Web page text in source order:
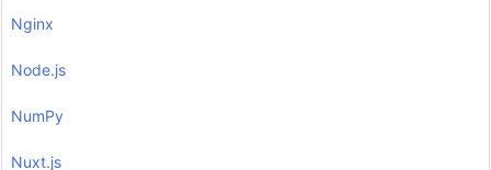
Nginx
Node.js
NumPy
Nuxt.js